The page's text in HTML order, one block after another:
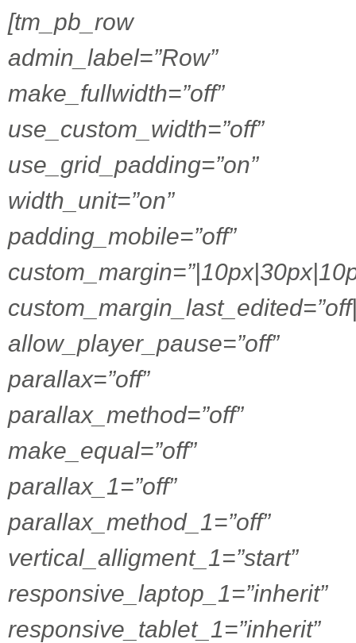
[tm_pb_row
admin_label=”Row”
make_fullwidth=”off”
use_custom_width=”off”
use_grid_padding=”on”
width_unit=”on”
padding_mobile=”off”
allow_player_pause=”off”
parallax=”off”
parallax_method=”off”
make_equal=”off”
parallax_1=”off”
parallax_method_1=”off”
vertical_alligment_1=”start”
responsive_laptop_1=”inherit”
responsive_tablet_1=”inherit”